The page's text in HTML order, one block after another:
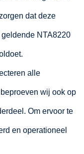
dat deze
NTA8220
alle
wij ook op
Om ervoor te
en operationeel